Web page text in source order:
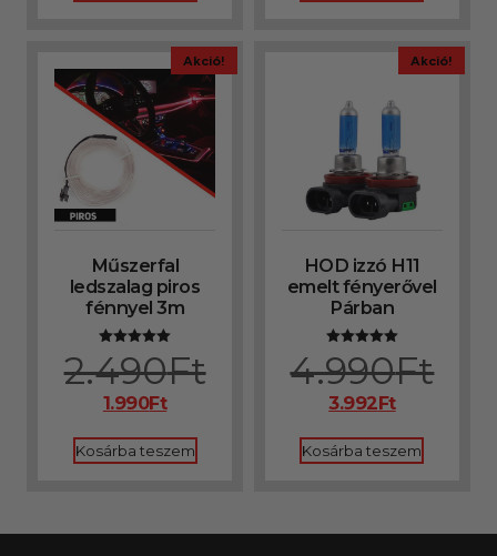
Akció!
Műszerfal
ledszalag piros
fénnyel 3m
Értékelés:
5.00
/ 5
2.490Ft
1.990Ft
Kosárba teszem
Akció!
HOD izzó H11
emelt fényerővel
Párban
Értékelés:
5.00
/ 5
4.990Ft
3.992Ft
Kosárba teszem